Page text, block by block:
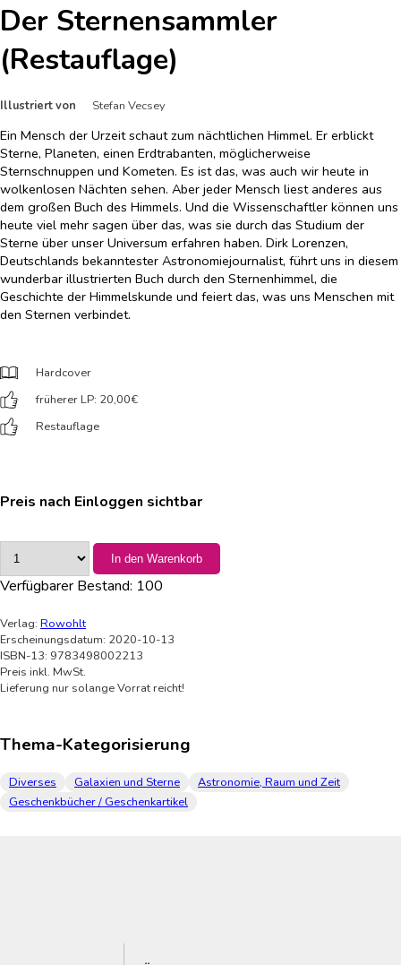
Der Sternensammler
(Restauflage)
Illustriert von Stefan Vecsey
Ein Mensch der Urzeit schaut zum nächtlichen Himmel. Er erblickt
Sterne, Planeten, einen Erdtrabanten, möglicherweise
Sternschnuppen und Kometen. Es ist das, was auch wir heute in
wolkenlosen Nächten sehen. Aber jeder Mensch liest anderes aus
dem großen Buch des Himmels. Und die Wissenschaftler können uns
heute viel mehr sagen über das, was sie durch das Studium der
Sterne über unser Universum erfahren haben. Dirk Lorenzen,
Deutschlands bekanntester Astronomiejournalist, führt uns in diesem
wunderbar illustrierten Buch durch den Sternenhimmel, die
Geschichte der Himmelskunde und feiert das, was uns Menschen mit
den Sternen verbindet.
Hardcover
früherer LP: 20,00€
Restauflage
Preis nach Einloggen sichtbar
In den Warenkorb
Verfügbarer Bestand: 100
Verlag: Rowohlt
Erscheinungsdatum: 2020-10-13
ISBN-13: 9783498002213
Preis inkl. MwSt.
Lieferung nur solange Vorrat reicht!
Thema-Kategorisierung
Diverses Galaxien und Sterne
Astronomie, Raum und Zeit
Geschenkbücher / Geschenkartikel